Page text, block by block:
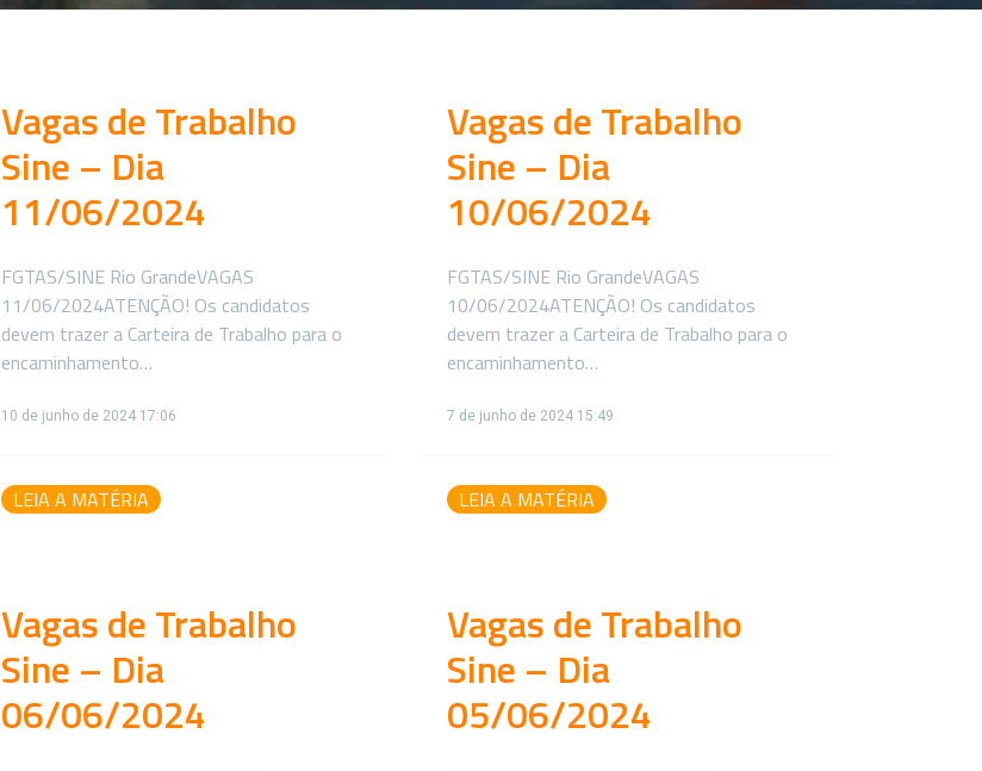
Vagas de Trabalho
Sine – Dia
11/06/2024
FGTAS/SINE Rio GrandeVAGAS
11/06/2024ATENÇÃO! Os candidatos
devem trazer a Carteira de Trabalho para o
encaminhamento…
10 de junho de 2024 17:06
LEIA A MATÉRIA
Vagas de Trabalho
Sine – Dia
10/06/2024
FGTAS/SINE Rio GrandeVAGAS
10/06/2024ATENÇÃO! Os candidatos
devem trazer a Carteira de Trabalho para o
encaminhamento…
7 de junho de 2024 15:49
LEIA A MATÉRIA
Vagas de Trabalho
Sine – Dia
06/06/2024
Vagas de Trabalho
Sine – Dia
05/06/2024